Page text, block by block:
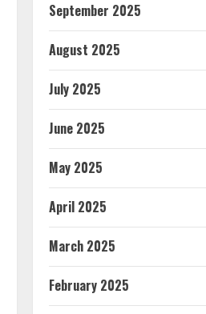
September 2025
August 2025
July 2025
June 2025
May 2025
April 2025
March 2025
February 2025